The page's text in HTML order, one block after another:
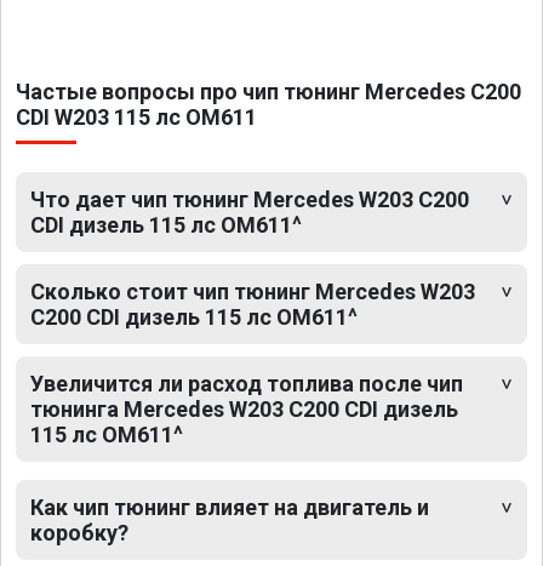
Частые вопросы про чип тюнинг Mercedes C200
CDI W203 115 лс OM611
Что дает чип тюнинг Mercedes W203 C200
CDI дизель 115 лс OM611^
Сколько стоит чип тюнинг Mercedes W203
C200 CDI дизель 115 лс OM611^
Увеличится ли расход топлива после чип
тюнинга Mercedes W203 C200 CDI дизель
115 лс OM611^
Как чип тюнинг влияет на двигатель и
коробку?